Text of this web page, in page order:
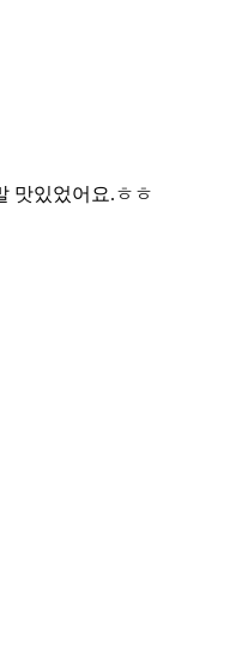
맛있었어요.ㅎㅎ